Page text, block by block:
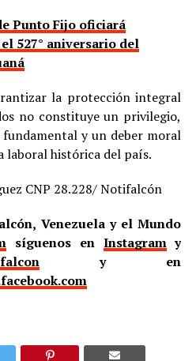
Punto Fijo oficiará
527° aniversario del
la protección integral
no constituye un privilegio,
y un deber moral
laboral histórica del país.
CNP 28.228/ Notifalcón
Venezuela y el Mundo
síguenos en Instagramy
y en